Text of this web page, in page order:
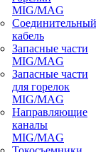
MIG/MAG
Соединительный
кабель
Запасные части
MIG/MAG
Запасные части
для горелок
MIG/MAG
Направляющие
каналы
MIG/MAG